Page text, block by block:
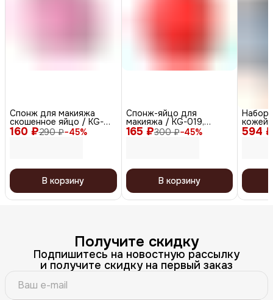
160 ₽290 ₽−45%
Спонж для макияжа
скошенное яйцо / KG-
011, розовый
В корзину
165 ₽300 ₽−45%
Спонж-яйцо для
макияжа / KG-019,
коралловый
В корзину
594 ₽
Набор
кожей
x 2, 20
Получите скидку
Подпишитесь на новостную рассылку
и получите скидку на первый заказ